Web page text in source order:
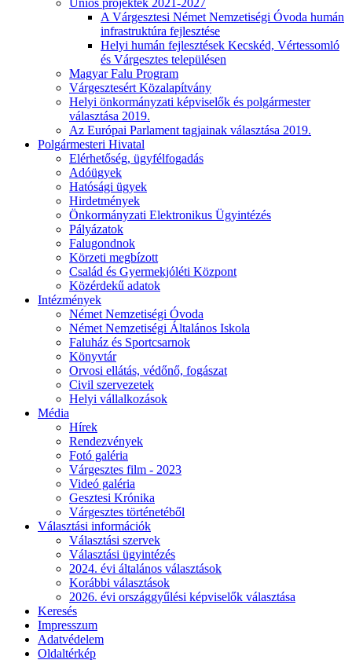
Uniós projektek 2021-2027
A Várgesztesi Német Nemzetiségi Óvoda humán
infrastruktúra fejlesztése
Helyi humán fejlesztések Kecskéd, Vértessomló
és Várgesztes településen
Magyar Falu Program
Várgesztesért Közalapítvány
Helyi önkormányzati képviselők és polgármester
választása 2019.
Az Európai Parlament tagjainak választása 2019.
Polgármesteri Hivatal
Elérhetőség, ügyfélfogadás
Adóügyek
Hatósági ügyek
Hirdetmények
Önkormányzati Elektronikus Ügyintézés
Pályázatok
Falugondnok
Körzeti megbízott
Család és Gyermekjóléti Központ
Közérdekű adatok
Intézmények
Német Nemzetiségi Óvoda
Német Nemzetiségi Általános Iskola
Faluház és Sportcsarnok
Könyvtár
Orvosi ellátás, védőnő, fogászat
Civil szervezetek
Helyi vállalkozások
Média
Hírek
Rendezvények
Fotó galéria
Várgesztes film - 2023
Videó galéria
Gesztesi Krónika
Várgesztes történetéből
Választási információk
Választási szervek
Választási ügyintézés
2024. évi általános választások
Korábbi választások
2026. évi országgyűlési képviselők választása
Keresés
Impresszum
Adatvédelem
Oldaltérkép